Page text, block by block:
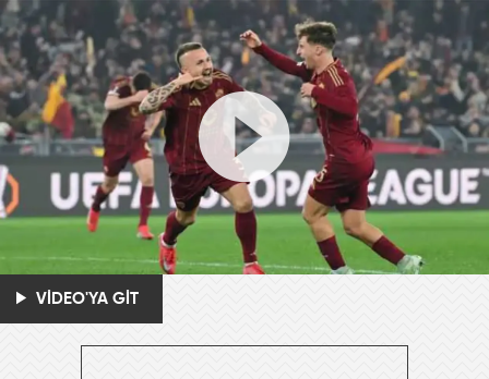
VİDEO'YA GİT